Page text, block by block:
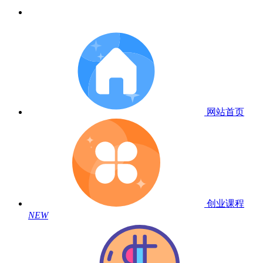
网站首页
创业课程
NEW